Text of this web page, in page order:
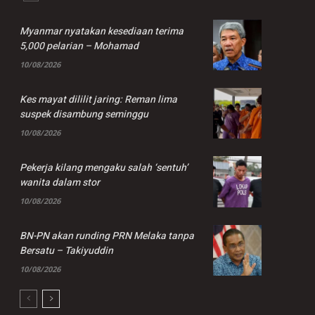
Myanmar nyatakan kesediaan terima
5,000 pelarian – Mohamad
10/08/2026
Kes mayat dililit jaring: Reman lima
suspek disambung seminggu
10/08/2026
Pekerja kilang mengaku salah ‘sentuh’
wanita dalam stor
10/08/2026
BN-PN akan runding PRN Melaka tanpa
Bersatu – Takiyuddin
10/08/2026